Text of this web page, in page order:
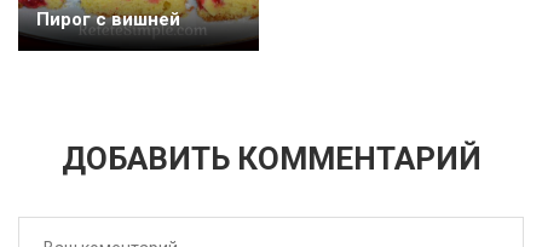
Пирог с вишней
ДОБАВИТЬ КОММЕНТАРИЙ